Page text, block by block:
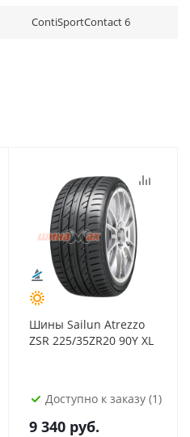
ContiSportContact 6
Шины Sailun Atrezzo
ZSR 225/35ZR20 90Y XL
Доступно к заказу (1)
9 340 руб.